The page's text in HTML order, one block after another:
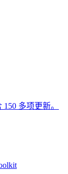
多项更新。